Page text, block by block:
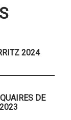
2024
DE